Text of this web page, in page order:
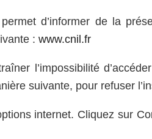
d’informer de la
: www.cnil.fr
l’impossibilité
suivante, pour refuser
internet. Cliquez sur